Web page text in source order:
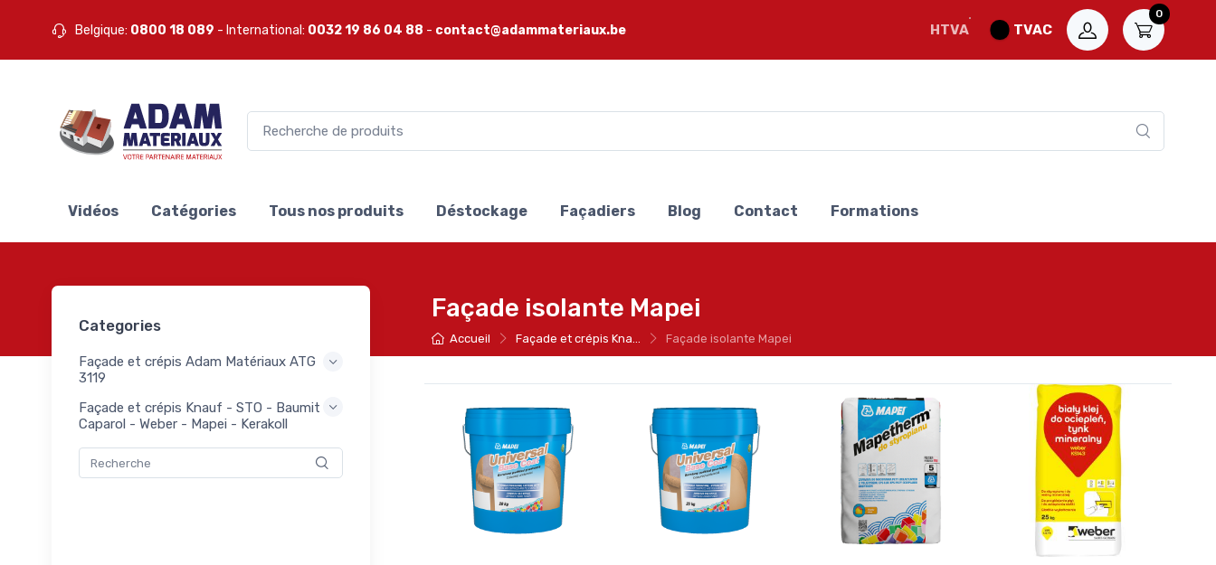
Belgique: 0800 18 089 - International: 0032 19 86 04 88 - contact@adammateriaux.be HTVA TVAC
0
Vidéos Catégories Tous nos produits Déstockage Façadiers Blog Contact Formations
Categories
Façade et crépis Adam Matériaux ATG
3119
Façade et crépis Knauf - STO - Baumit -
Caparol - Weber - Mapei - Kerakoll
1
0
Façade isolante Mapei
Accueil Façade et crépis Kna... Façade isolante Mapei